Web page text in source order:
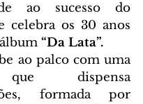
ao sucesso do
celebra os 30 anos
“Da Lata”.
ao palco com uma
dispensa
formada por